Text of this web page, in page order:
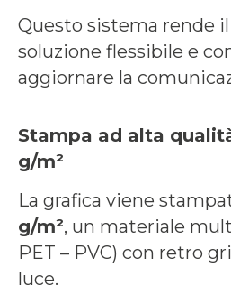
Questo sistema rende
soluzione flessibile e
aggiornare la
Stampa ad alta
g/m²
La grafica viene
g/m², un materiale
PET – PVC) con retro
luce.